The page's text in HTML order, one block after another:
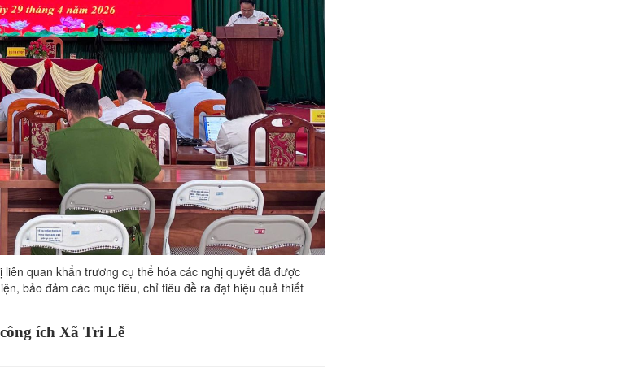
quan khẩn trương cụ thể hóa các nghị quyết đã được
bảo đảm các mục tiêu, chỉ tiêu đề ra đạt hiệu quả thiết
ích Xã Tri Lễ